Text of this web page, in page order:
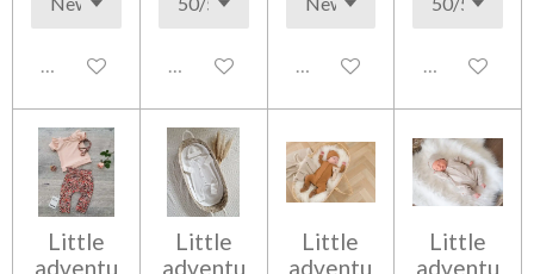
Uitgeschakeld Uitgeschakeld Uitgeschakeld
Little
adventu
Little
adventu
Little
adventu
Little
adventu